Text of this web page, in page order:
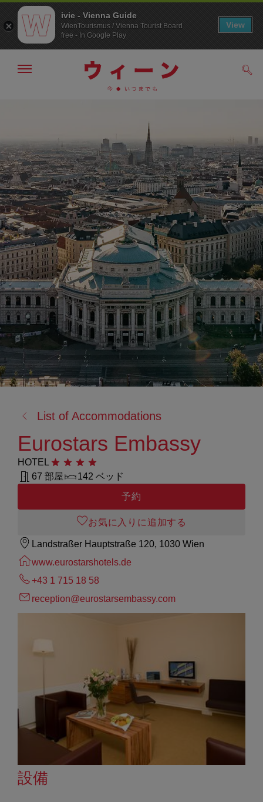
へ
ジ
の
ト
ッ
プ
へ
メ
非
表
示
る:
List of Accommodations
Eurostars Embassy
HOTEL 星4つ
67 部屋
142 ベッド
予約
お気に入りに追加する
Landstraßer Hauptstraße 120, 1030 Wien
www.eurostarshotels.de
+43 1 715 18 58
reception@eurostarsembassy.com
設備
ivie - Vienna Guide
WienTourismus / Vienna Tourist Board
free - In Google Play
View